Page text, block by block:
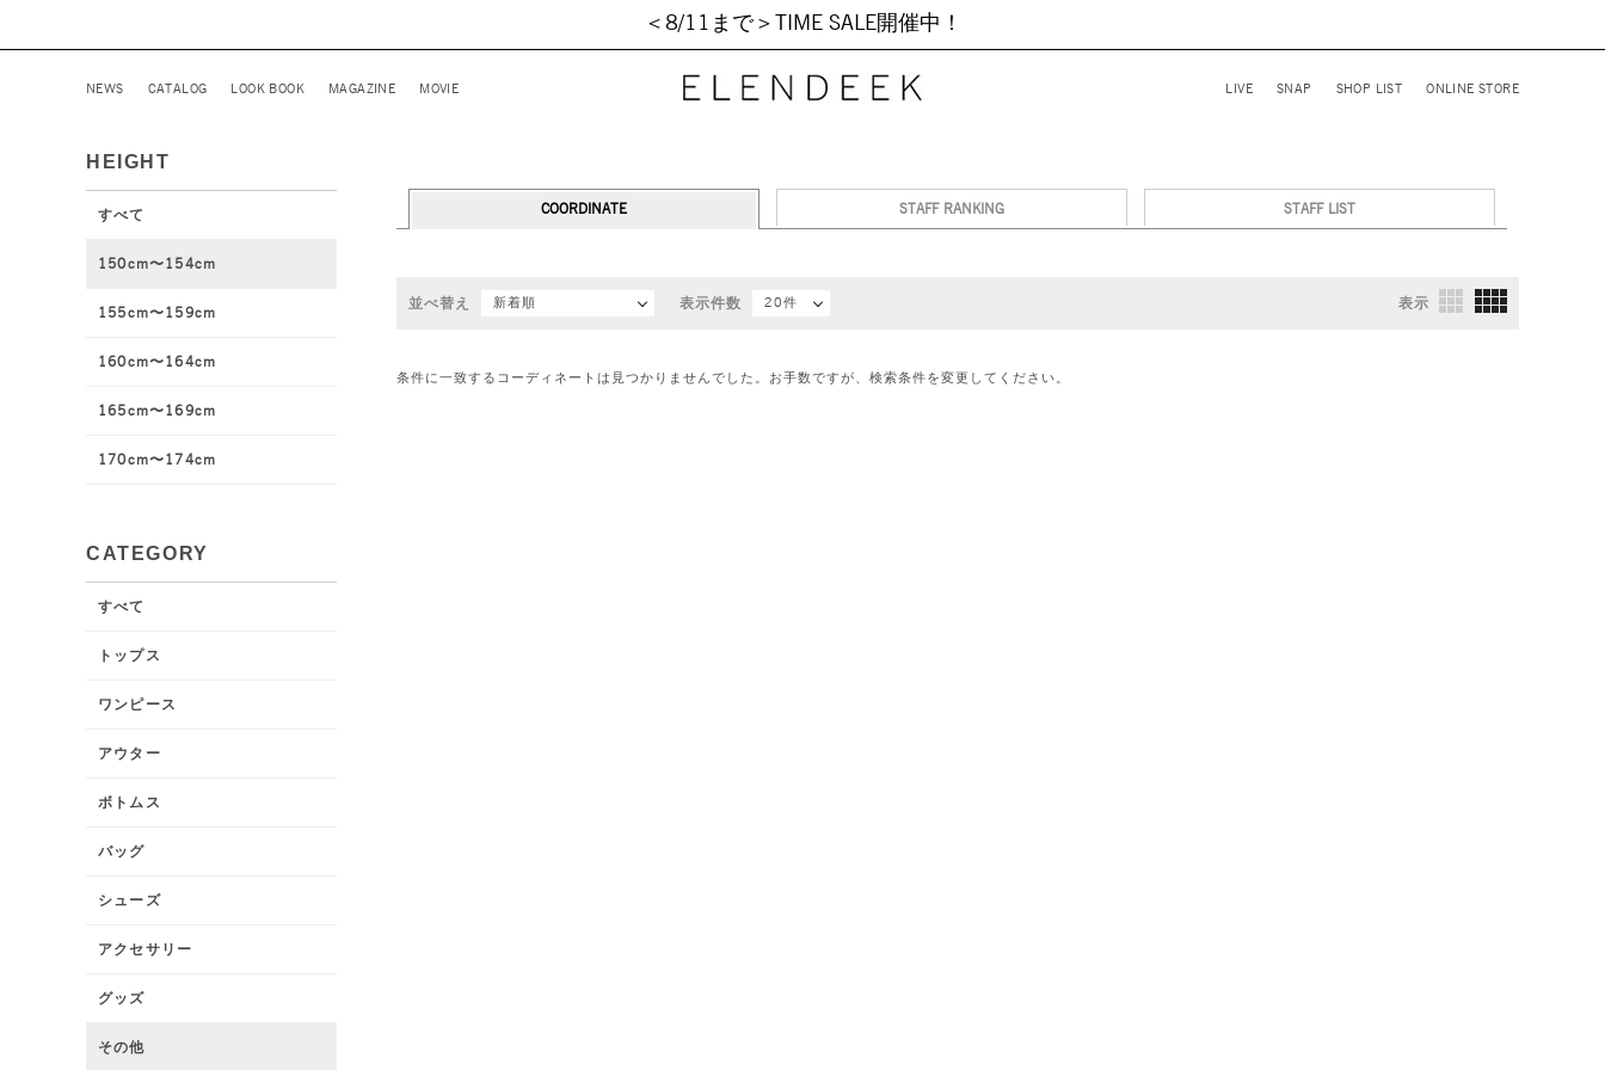
＜8/11まで＞TIME SALE開催中！
NEWS CATALOG LOOK BOOK MAGAZINE MOVIE LIVE SNAP SHOP LIST ONLINE STORE
COORDINATE STAFF RANKING STAFF LIST
並べ替え 新着順 表示件数 20件 表示
条件に一致するコーディネートは見つかりませんでした。お手数ですが、検索条件を変更してください。
HEIGHT
すべて
150cm〜154cm
155cm〜159cm
160cm〜164cm
165cm〜169cm
170cm〜174cm
CATEGORY
すべて
トップス
ワンピース
アウター
ボトムス
バッグ
シューズ
アクセサリー
グッズ
その他